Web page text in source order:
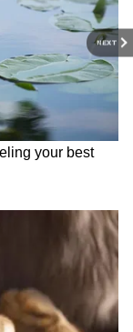
NEXT
लोकसभा
फिक्स, जानें
है, सिस्टम सुधार
हो: RSS चीफ